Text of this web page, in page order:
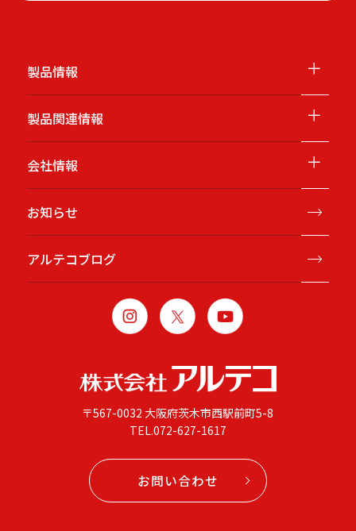
製品情報 ＋
製品関連情報 ＋
会社情報 ＋
お知らせ
アルテコブログ
〒567-0032 大阪府茨木市西駅前町5-8
TEL.072-627-1617
お問い合わせ